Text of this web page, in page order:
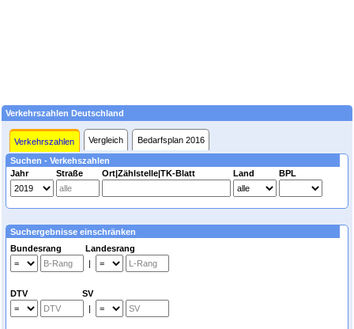
Verkehrszahlen Deutschland
Verkehrszahlen Vergleich Bedarfsplan 2016
Suchen - Verkehszahlen
Jahr
Straße Ort|Zählstelle|TK-Blatt Land BPL
Suchergebnisse einschränken
Bundesrang Landesrang
|
DTV SV
|